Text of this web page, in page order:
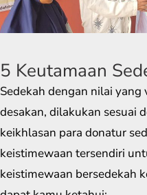
5 Keutamaan
Sedekah dengan nilai
desakan, dilakukan sesuai
keikhlasan para donatur
keistimewaan tersendiri
keistimewaan bersedekah